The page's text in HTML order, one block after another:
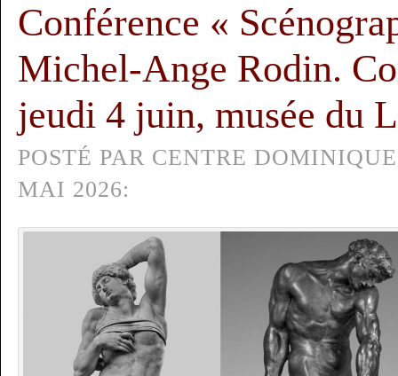
Conférence «
Michel-Ange Rodin.
jeudi 4 juin, musée du
POSTÉ PAR CENTRE
MAI 2026: